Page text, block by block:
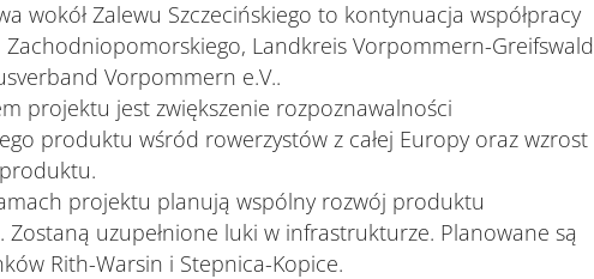
wokół Zalewu Szczecińskiego to kontynuacja współpracy
Zachodniopomorskiego, Landkreis Vorpommern-Greifswald
Vorpommern e.V..
projektu jest zwiększenie rozpoznawalności
produktu wśród rowerzystów z całej Europy oraz wzrost
projektu planują wspólny rozwój produktu
Zostaną uzupełnione luki w infrastrukturze. Planowane są
Rith-Warsin i Stepnica-Kopice.